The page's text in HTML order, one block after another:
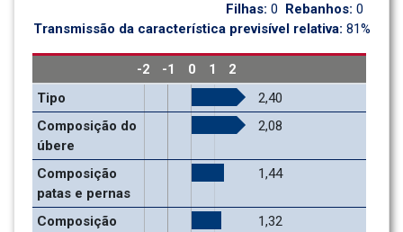
Filhas: 0 Rebanhos: 0
Transmissão da característica previsível relativa: 81%
-2 -1 0 1
2
Tipo
2,40
Composição do
úbere
2,08
Composição
patas e pernas
1,44
Composição
1,32